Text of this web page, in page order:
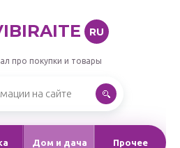
RU
про покупки и товары
Дом и дача Прочее